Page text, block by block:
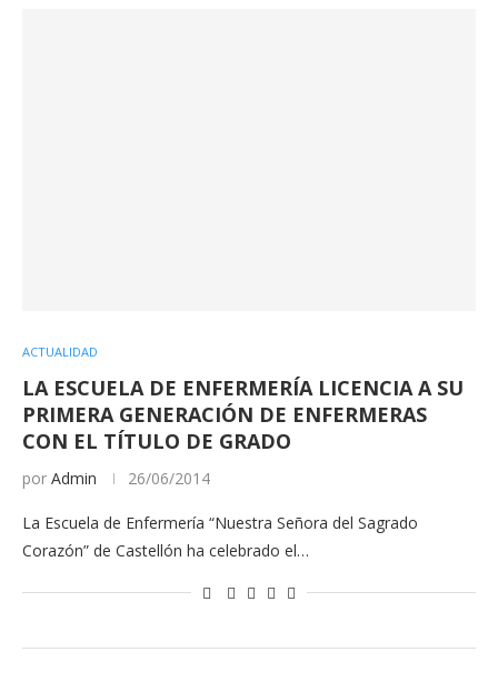
ACTUALIDAD
LA ESCUELA DE ENFERMERÍA LICENCIA A SU
PRIMERA GENERACIÓN DE ENFERMERAS
CON EL TÍTULO DE GRADO
por Admin 26/06/2014
La Escuela de Enfermería “Nuestra Señora del Sagrado
Corazón” de Castellón ha celebrado el…